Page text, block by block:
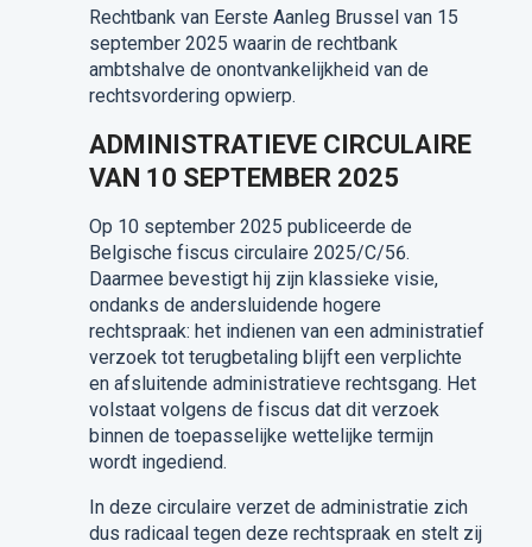
Rechtbank van Eerste Aanleg Brussel van 15
september 2025 waarin de rechtbank
ambtshalve de onontvankelijkheid van de
rechtsvordering opwierp.
ADMINISTRATIEVE CIRCULAIRE
VAN 10 SEPTEMBER 2025
Op 10 september 2025 publiceerde de
Belgische fiscus circulaire 2025/C/56.
Daarmee bevestigt hij zijn klassieke visie,
ondanks de andersluidende hogere
rechtspraak: het indienen van een administratief
verzoek tot terugbetaling blijft een verplichte
en afsluitende administratieve rechtsgang. Het
volstaat volgens de fiscus dat dit verzoek
binnen de toepasselijke wettelijke termijn
wordt ingediend.
In deze circulaire verzet de administratie zich
dus radicaal tegen deze rechtspraak en stelt zij